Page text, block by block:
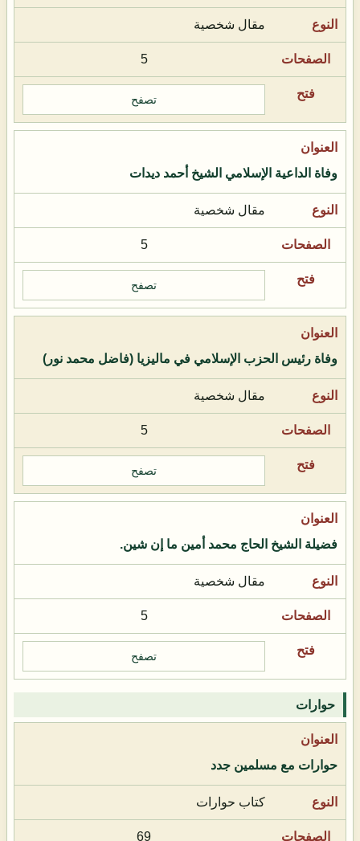
مقال شخصية
5
تصفح
وفاة الداعية الإسلامي الشيخ أحمد ديدات
مقال شخصية
5
تصفح
وفاة رئيس الحزب الإسلامي في ماليزيا (فاضل محمد نور)
مقال شخصية
5
تصفح
فضيلة الشيخ الحاج محمد أمين ما إن شين.
مقال شخصية
5
تصفح
حوارات
حوارات مع مسلمين جدد
كتاب حوارات
69